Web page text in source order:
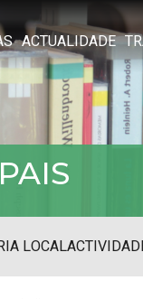
ACTUALIDADE
LOCAL